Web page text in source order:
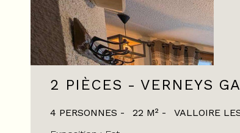
2 PIÈCES - VERNEYS
4 PERSONNES 22 M² VALLOIRE